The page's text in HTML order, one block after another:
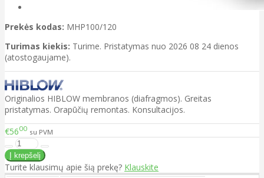
Prekės kodas: MHP100/120
Turimas kiekis: Turime. Pristatymas nuo 2026 08 24 dienos
(atostogaujame).
Originalios HIBLOW membranos (diafragmos). Greitas
pristatymas. Orapūčių remontas. Konsultacijos.
€5600 su PVM
Turite klausimų apie šią prekę? Klauskite